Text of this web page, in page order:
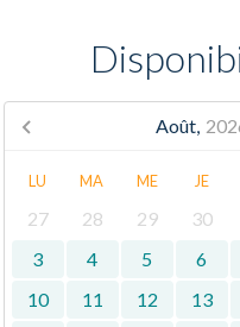
Août,
LU MA ME JE
27 28 29 30
3
4 5 6
10
11 12 13